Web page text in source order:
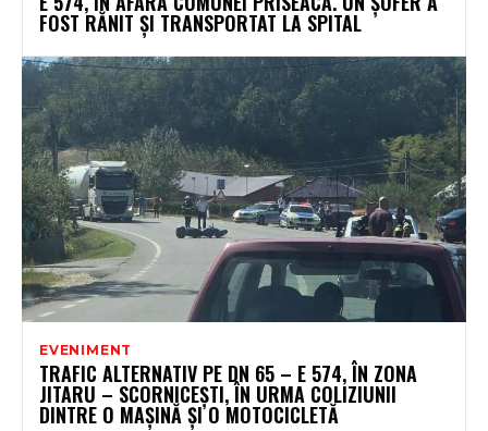
FOST RĂNIT ȘI TRANSPORTAT LA SPITAL
EVENIMENT
TRAFIC ALTERNATIV PE DN 65 – E 574, ÎN ZONA
JITARU – SCORNICEȘTI, ÎN URMA COLIZIUNII
DINTRE O MAȘINĂ ȘI O MOTOCICLETĂ